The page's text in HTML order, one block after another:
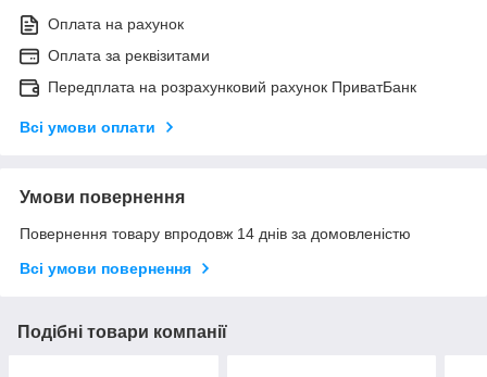
Оплата на рахунок
Оплата за реквізитами
Передплата на розрахунковий рахунок ПриватБанк
Всі умови оплати
Умови повернення
Повернення товару впродовж 14 днів за домовленістю
Всі умови повернення
Подібні товари компанії